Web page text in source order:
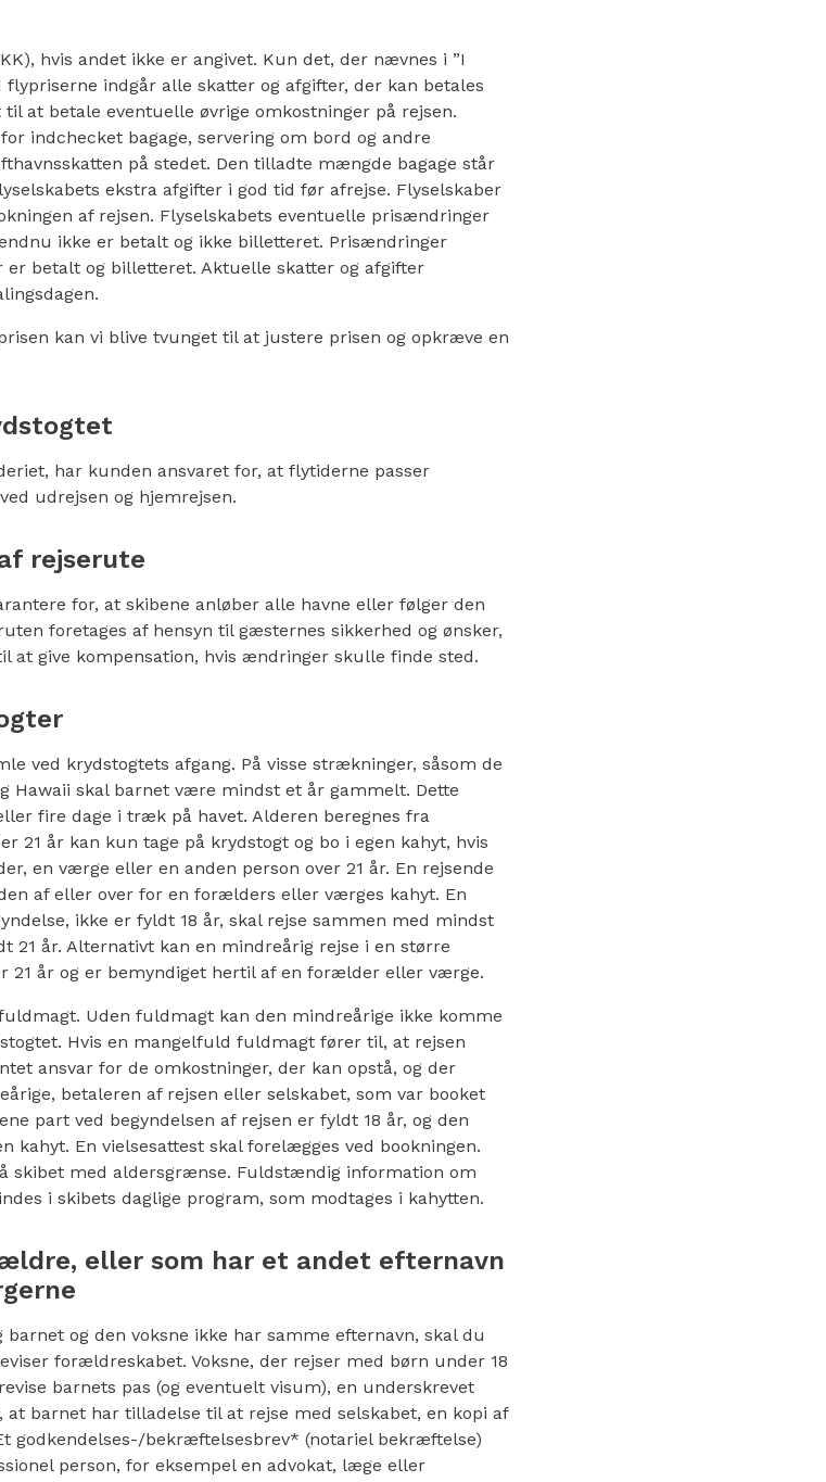
hvis andet ikke er angivet. Kun det, der nævnes i ”I
indgår alle skatter og afgifter, der kan betales
at betale eventuelle øvrige omkostninger på rejsen.
indchecket bagage, servering om bord og andre
på stedet. Den tilladte mængde bagage står
ekstra afgifter i god tid før afrejse. Flyselskaber
af rejsen. Flyselskabets eventuelle prisændringer
ikke er betalt og ikke billetteret. Prisændringer
betalt og billetteret. Aktuelle skatter og afgifter
kan vi blive tvunget til at justere prisen og opkræve en
har kunden ansvaret for, at flytiderne passer
udrejsen og hjemrejsen.
rejserute
for, at skibene anløber alle havne eller følger den
foretages af hensyn til gæsternes sikkerhed og ønsker,
at give kompensation, hvis ændringer skulle finde sted.
ved krydstogtets afgang. På visse strækninger, såsom de
Hawaii skal barnet være mindst et år gammelt. Dette
fire dage i træk på havet. Alderen beregnes fra
21 år kan kun tage på krydstogt og bo i egen kahyt, hvis
en værge eller en anden person over 21 år. En rejsende
af eller over for en forælders eller værges kahyt. En
ikke er fyldt 18 år, skal rejse sammen med mindst
år. Alternativt kan en mindreårig rejse i en større
21 år og er bemyndiget hertil af en forælder eller værge.
Uden fuldmagt kan den mindreårige ikke komme
Hvis en mangelfuld fuldmagt fører til, at rejsen
ansvar for de omkostninger, der kan opstå, og der
betaleren af rejsen eller selskabet, som var booket
part ved begyndelsen af rejsen er fyldt 18 år, og den
kahyt. En vielsesattest skal forelægges ved bookningen.
skibet med aldersgrænse. Fuldstændig information om
i skibets daglige program, som modtages i kahytten.
eller som har et andet efternavn
og den voksne ikke har samme efternavn, skal du
forældreskabet. Voksne, der rejser med børn under 18
barnets pas (og eventuelt visum), en underskrevet
barnet har tilladelse til at rejse med selskabet, en kopi af
godkendelses-/bekræftelsesbrev* (notariel bekræftelse)
person, for eksempel en advokat, læge eller